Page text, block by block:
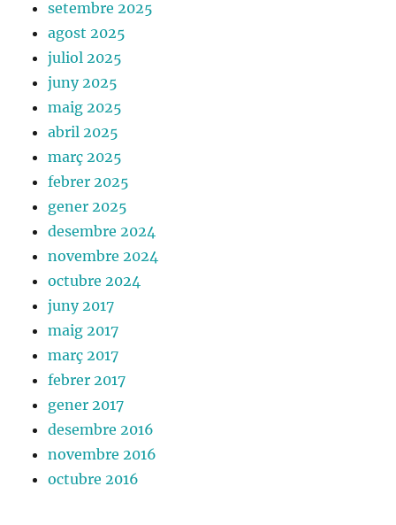
setembre 2025
agost 2025
juliol 2025
juny 2025
maig 2025
abril 2025
març 2025
febrer 2025
gener 2025
desembre 2024
novembre 2024
octubre 2024
juny 2017
maig 2017
març 2017
febrer 2017
gener 2017
desembre 2016
novembre 2016
octubre 2016